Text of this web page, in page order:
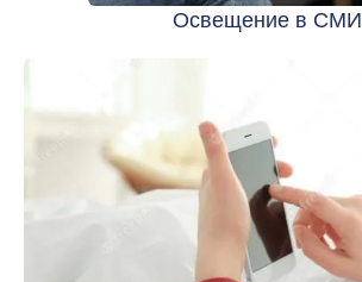
Освещение в СМИ